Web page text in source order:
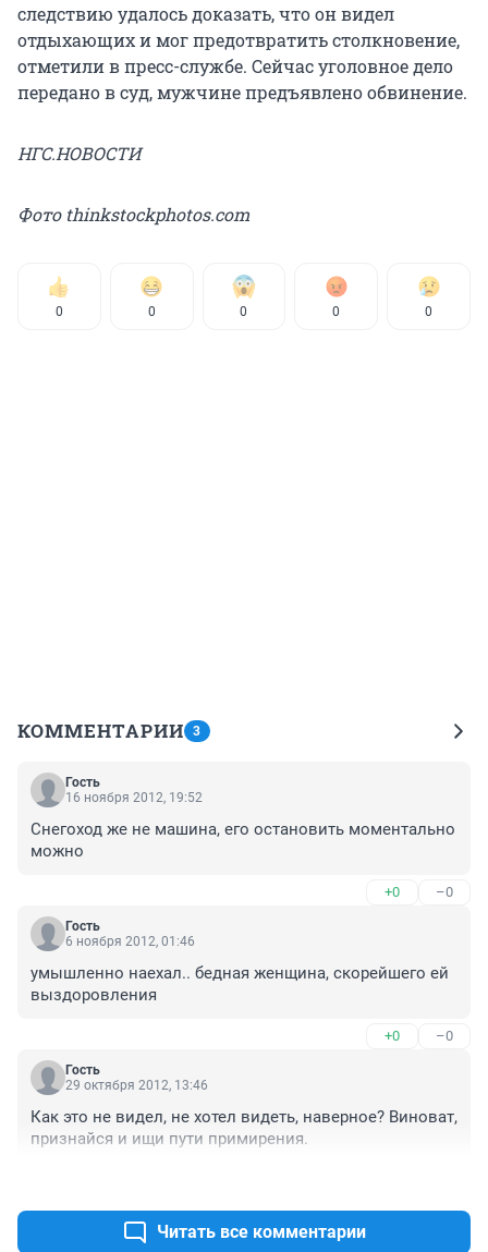
следствию удалось доказать, что он видел
отдыхающих и мог предотвратить столкновение,
отметили в пресс-службе. Сейчас уголовное дело
передано в суд, мужчине предъявлено обвинение.
НГС.НОВОСТИ
Фото thinkstockphotos.com
0 0 0 0 0
КОММЕНТАРИИ 3
Гость
16 ноября 2012, 19:52
Снегоход же не машина, его остановить моментально
можно
+0 –0
Гость
6 ноября 2012, 01:46
умышленно наехал.. бедная женщина, скорейшего ей
выздоровления
+0 –0
Гость
29 октября 2012, 13:46
Как это не видел, не хотел видеть, наверное? Виноват,
признайся и ищи пути примирения.
Читать все комментарии